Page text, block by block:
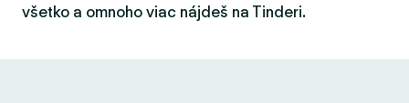
všetko a omnoho viac nájdeš na Tinderi.